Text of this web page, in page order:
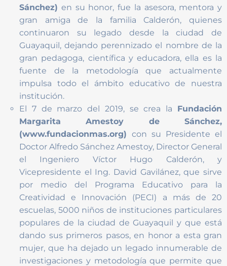
Sánchez) en su honor, fue la asesora, mentora y
gran amiga de la familia Calderón, quienes
continuaron su legado desde la ciudad de
Guayaquil, dejando perennizado el nombre de la
gran pedagoga, científica y educadora, ella es la
fuente de la metodología que actualmente
impulsa todo el ámbito educativo de nuestra
institución.
El 7 de marzo del 2019, se crea la Fundación
Margarita Amestoy de Sánchez,
(www.fundacionmas.org) con su Presidente el
Doctor Alfredo Sánchez Amestoy, Director General
el Ingeniero Víctor Hugo Calderón, y
Vicepresidente el Ing. David Gavilánez, que sirve
por medio del Programa Educativo para la
Creatividad e Innovación (PECI) a más de 20
escuelas, 5000 niños de instituciones particulares
populares de la ciudad de Guayaquil y que está
dando sus primeros pasos, en honor a esta gran
mujer, que ha dejado un legado innumerable de
investigaciones y metodología que permite que